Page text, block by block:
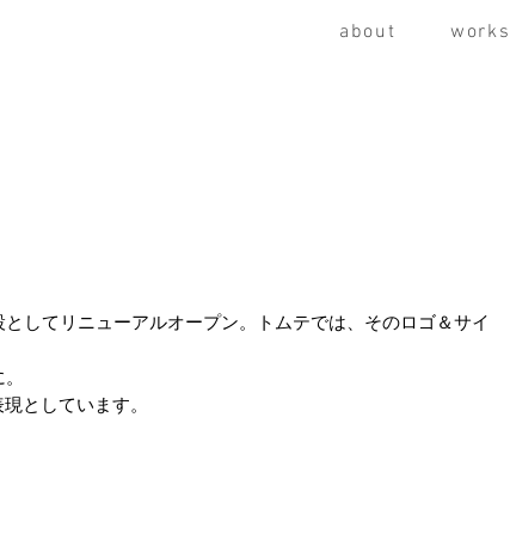
about works
してリニューアルオープン。トムテでは、そのロゴ＆サイ
としています。